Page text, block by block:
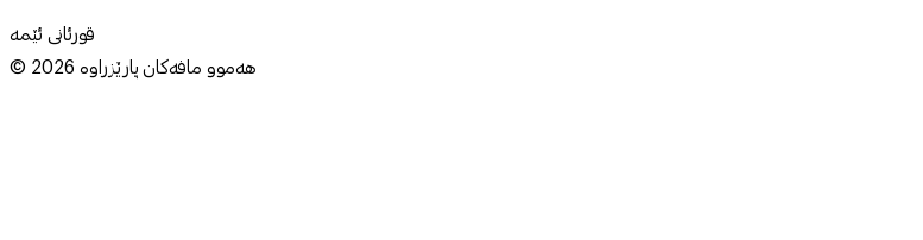
قورئانی ئێمە
© 2026هەموو مافەکان پارێزراوە